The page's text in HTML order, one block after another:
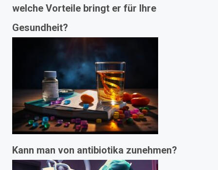
welche Vorteile bringt er für Ihre
Gesundheit?
Kann man von antibiotika zunehmen?